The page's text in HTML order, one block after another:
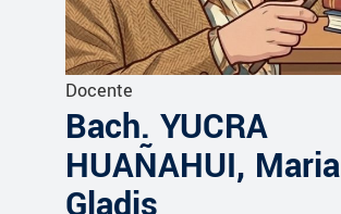
Docente
Bach. YUCRA
HUAÑAHUI, Maria